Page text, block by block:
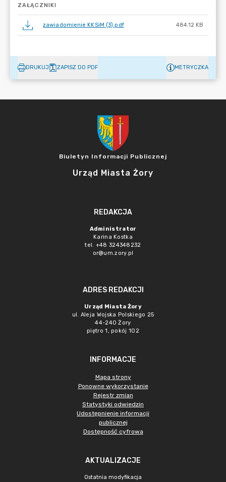
ZAŁĄCZNIKI
zawiadomienie KKSiM (3).pdf 484.12 KB
DRUKUJ ZAPISZ DO PDF METRYCZKA
Biuletyn Informacji Publicznej
Urząd Miasta Żory
REDAKCJA
Administrator
Karina Kostka
tel. +48 324348232
or@um.zory.pl
ADRES REDAKCJI
Urząd Miasta Żory
ul. Aleja Wojska Polskiego 25
44-240 Żory
piętro 1, pokój 102
INFORMACJE
Mapa strony
Ponowne wykorzystanie
Rejestr zmian
Statystyki odwiedzin
Udostępnienie informacji
publicznej
Dostępność cyfrowa
AKTUALIZACJE
Ostatnia modyfikacja